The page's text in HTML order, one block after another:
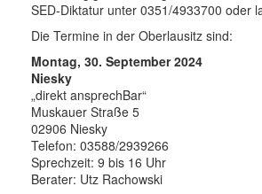
SED-Diktatur unter 0351/4933700 oder
Die Termine in der Oberlausitz sind:
Montag, 30. September 2024
Niesky
„direkt ansprechBar“
Muskauer Straße 5
02906 Niesky
Telefon: 03588/2939266
Sprechzeit: 9 bis 16 Uhr
Berater: Utz Rachowski